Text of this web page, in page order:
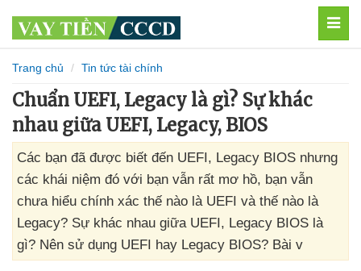
Trang chủ Tin tức tài chính
Chuẩn UEFI, Legacy là gì? Sự khác
nhau giữa UEFI, Legacy, BIOS
Các bạn đã được biết đến UEFI, Legacy BIOS nhưng
các khái niệm đó với bạn vẫn rất mơ hồ, bạn vẫn
chưa hiểu chính xác thế nào là UEFI và thế nào là
Legacy? Sự khác nhau giữa UEFI, Legacy BIOS là
gì? Nên sử dụng UEFI hay Legacy BIOS? Bài v